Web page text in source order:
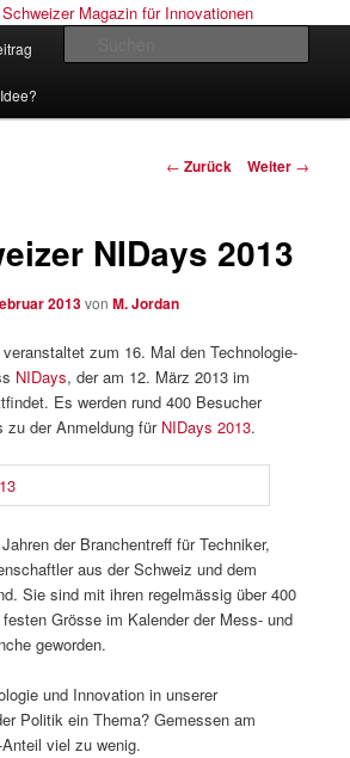
– Das Schweizer
Beitrags-
← Zurück Weiter →
NIDays 2013
2013vonM. Jordan
veranstaltet zum 16. Mal den Technologie-
NIDays, der am 12. März 2013 im
Es werden rund 400 Besucher
zu der Anmeldung für NIDays 2013.
der Branchentreff für Techniker,
aus der Schweiz und dem
Sie sind mit ihren regelmässig über 400
Grösse im Kalender der Mess- und
geworden.
und Innovation in unserer
Politik ein Thema? Gemessen am
viel zu wenig.